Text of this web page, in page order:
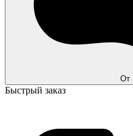
От
Быстрый заказ